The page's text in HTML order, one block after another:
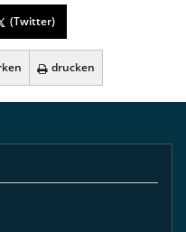
(Twitter)
drucken